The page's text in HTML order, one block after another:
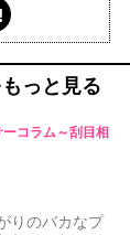
っと見る
コラム～刮目相
りのバカなプ